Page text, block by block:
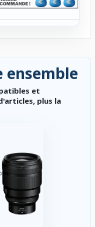
ensemble
et
plus la